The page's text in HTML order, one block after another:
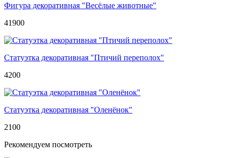
Фигура декоративная "Весёлые животные"
41900
Статуэтка декоративная "Птичий переполох"
4200
Статуэтка декоративная "Оленёнок"
2100
Рекомендуем посмотреть